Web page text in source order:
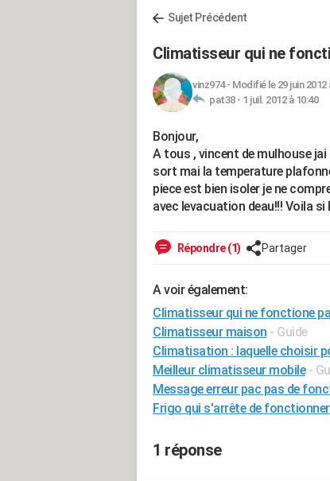
Sujet Précédent
Climatisseur qui ne
vinz974- Modifié le 29 juin 2012
pat38 - 1 juil. 2012 à 10:40
Bonjour,
A tous , vincent de mulhouse
sort mai la temperature
piece est bien isoler je ne
avec levacuation deau!!! Voila
Répondre (1) Partager
A voir également:
Climatisseur qui ne fonctione
Climatisseur maison - Guide
Climatisation : laquelle choisir
Meilleur climatisseur mobile -
Message erreur pac pas de
Frigo qui s'arrête de fonctionner
1 réponse